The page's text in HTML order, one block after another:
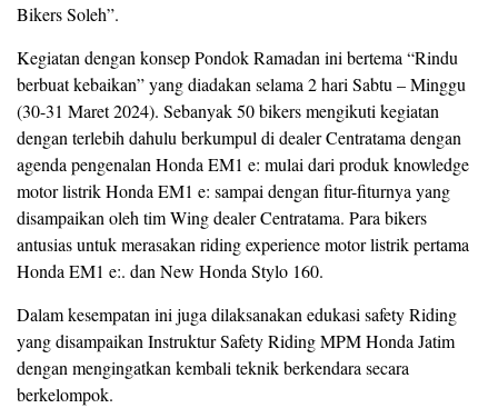
Bikers Soleh”.
Kegiatan dengan konsep Pondok Ramadan ini bertema “Rindu
berbuat kebaikan” yang diadakan selama 2 hari Sabtu – Minggu
(30-31 Maret 2024). Sebanyak 50 bikers mengikuti kegiatan
dengan terlebih dahulu berkumpul di dealer Centratama dengan
agenda pengenalan Honda EM1 e: mulai dari produk knowledge
motor listrik Honda EM1 e: sampai dengan fitur-fiturnya yang
disampaikan oleh tim Wing dealer Centratama. Para bikers
antusias untuk merasakan riding experience motor listrik pertama
Honda EM1 e:. dan New Honda Stylo 160.
Dalam kesempatan ini juga dilaksanakan edukasi safety Riding
yang disampaikan Instruktur Safety Riding MPM Honda Jatim
dengan mengingatkan kembali teknik berkendara secara
berkelompok.